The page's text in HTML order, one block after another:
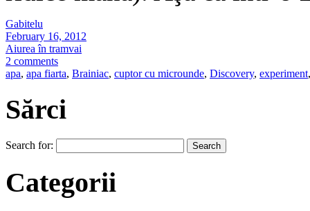
Gabitelu
February 16, 2012
Aiurea în tramvai
2 comments
apa, apa fiarta, Brainiac, cuptor cu microunde, Discovery, experiment,
Sărci
Search for:
Categorii